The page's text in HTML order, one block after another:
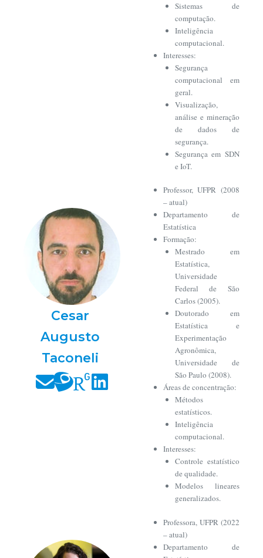
Sistemas de
computação.
Inteligência
computacional.
Interesses:
Segurança
computacional em
geral.
Visualização,
análise e mineração
de dados de
segurança.
Segurança em SDN
e IoT.
Cesar
Augusto
Taconeli
Professor, UFPR (2008
– atual)
Departamento de
Estatística
Formação:
Mestrado em
Estatística,
Universidade
Federal de São
Carlos (2005).
Doutorado em
Estatística e
Experimentação
Agronômica,
Universidade de
São Paulo (2008).
Áreas de concentração:
Métodos
estatísticos.
Inteligência
computacional.
Interesses:
Controle estatístico
de qualidade.
Modelos lineares
generalizados.
Professora, UFPR (2022
– atual)
Departamento de